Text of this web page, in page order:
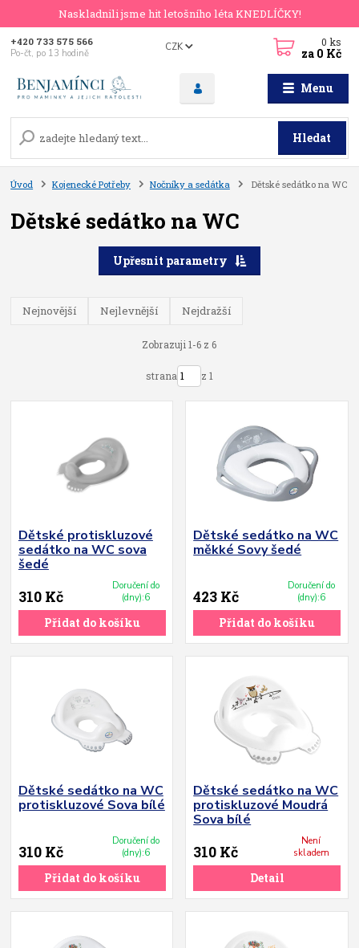
Naskladnili jsme hit letošního léta KNEDLÍČKY!
Menu
CZK
Hledat
+420 733 575 566
Po-čt, po 13 hodině
0ks
za 0 Kč
Úvod Kojenecké Potřeby Nočníky a sedátka Dětské sedátko na WC
Dětské sedátko na WC
Upřesnit parametry
Nejnovější Nejlevnější Nejdražší
Zobrazuji 1-6 z 6
strana z 1
Dětské protiskluzové
sedátko na WC sova
šedé
310 Kč
Doručení do
(dny):6
Přidat do košíku
Dětské sedátko na WC
měkké Sovy šedé
423 Kč
Doručení do
(dny):6
Přidat do košíku
Dětské sedátko na WC
protiskluzové Sova bílé
310 Kč
Doručení do
(dny):6
Přidat do košíku
Dětské sedátko na WC
protiskluzové Moudrá
Sova bílé
310 Kč
Není
skladem
Detail